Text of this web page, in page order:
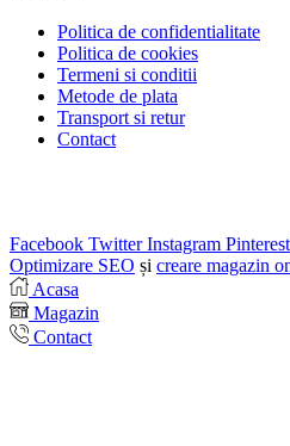
Politica de confidentialitate
Politica de cookies
Termeni si conditii
Metode de plata
Transport si retur
Contact
Facebook Twitter Instagram Pinterest
Optimizare SEO și creare magazin
Acasa
Magazin
Contact